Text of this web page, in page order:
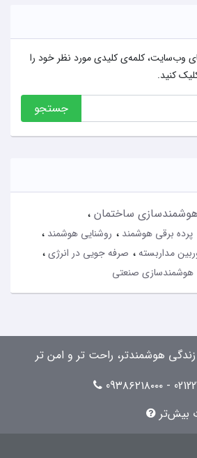
وب‌سایت، کلمه‌ی کلیدی مورد نظر خود را
کنید.
جستجو
هوشمندسازی ساختمان
پرده برقی هوشمند
روشنایی هوشمند
مداربسته
صرفه جویی در انرژی
هوشمندسازی صنعتی
هوشمندتر، راحت تر و امن تر
بیش‌تر